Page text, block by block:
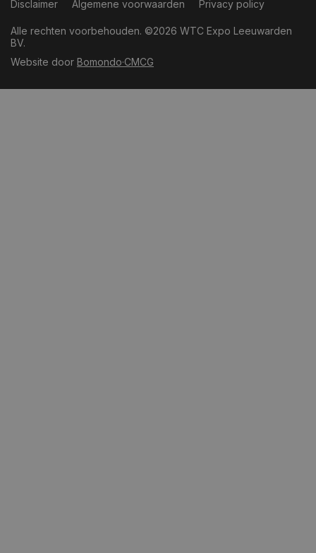
Disclaimer Algemene voorwaarden Privacy policy
Alle rechten voorbehouden. ©2026 WTC Expo Leeuwarden
BV.
Website door Bomondo·CMCG